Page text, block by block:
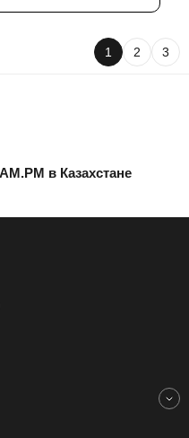
1 2 3
в Казахстане